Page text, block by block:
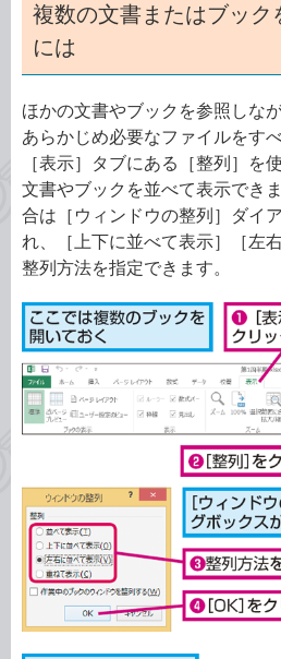
複数の文書またはブック
には
ほかの文書やブックを参照しな
あらかじめ必要なファイルをす
［表示］タブにある［整列］を
文書やブックを並べて表示でき
合は［ウィンドウの整列］ダイ
れ、［上下に並べて表示］［左
整列方法を指定できます。